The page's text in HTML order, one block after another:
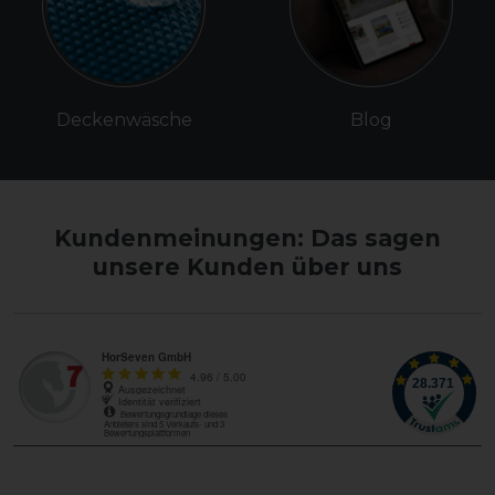
Deckenwäsche Blog
Kundenmeinungen: Das sagen
unsere Kunden über uns